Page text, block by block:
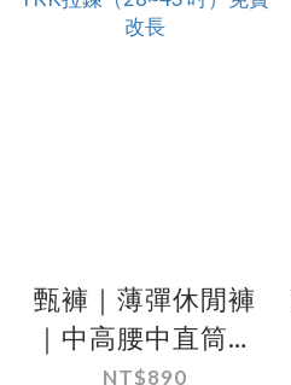
甄褲｜薄彈休閒褲
｜中高腰中直筒・
彈性薄款棉・YKK
NT$890